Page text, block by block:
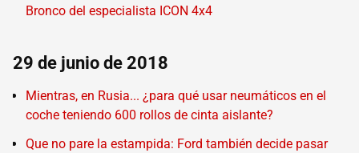
Bronco del especialista ICON 4x4
29 de junio de 2018
Mientras, en Rusia... ¿para qué usar neumáticos en el
coche teniendo 600 rollos de cinta aislante?
Que no pare la estampida: Ford también decide pasar